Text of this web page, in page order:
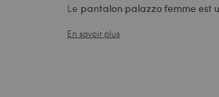
Le pantalon palazzo femme est
En savoir plus